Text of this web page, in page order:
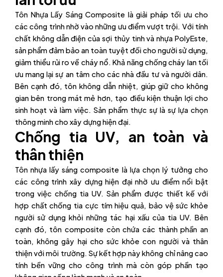
Tôn Nhựa Lấy Sáng Composite là giải pháp tối ưu cho
các công trình nhờ vào những ưu điểm vượt trội. Với tính
chất không dẫn điện của sợi thủy tinh và nhựa PolyEste,
sản phẩm đảm bảo an toàn tuyệt đối cho người sử dụng,
giảm thiểu rủi ro về cháy nổ. Khả năng chống cháy lan tối
ưu mang lại sự an tâm cho các nhà đầu tư và người dân.
Bên cạnh đó, tôn không dẫn nhiệt, giúp giữ cho không
gian bên trong mát mẻ hơn, tạo điều kiện thuận lợi cho
sinh hoạt và làm việc. Sản phẩm thực sự là sự lựa chọn
thông minh cho xây dựng hiện đại.
Chống tia UV, an toàn và
thân thiện
Tôn nhựa lấy sáng composite là lựa chọn lý tưởng cho
các công trình xây dựng hiện đại nhờ ưu điểm nổi bật
trong việc chống tia UV. Sản phẩm được thiết kế với
hợp chất chống tia cực tím hiệu quả, bảo vệ sức khỏe
người sử dụng khỏi những tác hại xấu của tia UV. Bên
cạnh đó, tôn composite còn chứa các thành phần an
toàn, không gây hại cho sức khỏe con người và thân
thiện với môi trường. Sự kết hợp này không chỉ nâng cao
tính bền vững cho công trình mà còn góp phần tạo